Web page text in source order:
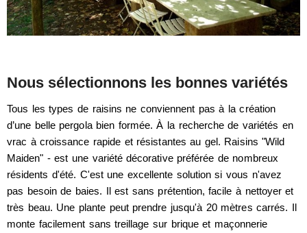
Nous sélectionnons les bonnes variétés
Tous les types de raisins ne conviennent pas à la création
d’une belle pergola bien formée. À la recherche de variétés en
vrac à croissance rapide et résistantes au gel. Raisins "Wild
Maiden" - est une variété décorative préférée de nombreux
résidents d'été. C'est une excellente solution si vous n'avez
pas besoin de baies. Il est sans prétention, facile à nettoyer et
très beau. Une plante peut prendre jusqu'à 20 mètres carrés. Il
monte facilement sans treillage sur brique et maçonnerie